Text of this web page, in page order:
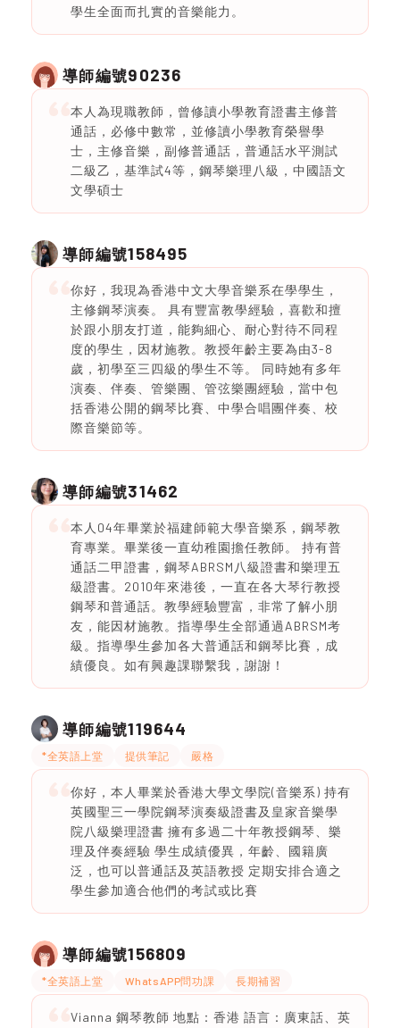
學生全面而扎實的音樂能力。
導師編號90236
本人為現職教師，曾修讀小學教育證書主修普
通話，必修中數常，並修讀小學教育榮譽學
士，主修音樂，副修普通話，普通話水平測試
二級乙，基準試4等，鋼琴樂理八級，中國語文
文學碩士
導師編號158495
你好，我現為香港中文大學音樂系在學學生，
主修鋼琴演奏。 具有豐富教學經驗，喜歡和擅
於跟小朋友打道，能夠細心、耐心對待不同程
度的學生，因材施教。教授年齡主要為由3-8
歲，初學至三四級的學生不等。 同時她有多年
演奏、伴奏、管樂團、管弦樂團經驗，當中包
括香港公開的鋼琴比賽、中學合唱團伴奏、校
際音樂節等。
導師編號31462
本人04年畢業於福建師範大學音樂系，鋼琴教
育專業。畢業後一直幼稚園擔任教師。 持有普
通話二甲證書，鋼琴ABRSM八級證書和樂理五
級證書。2010年來港後，一直在各大琴行教授
鋼琴和普通話。教學經驗豐富，非常了解小朋
友，能因材施教。指導學生全部通過ABRSM考
級。指導學生參加各大普通話和鋼琴比賽，成
績優良。如有興趣課聯繫我，謝謝！
導師編號119644
*全英語上堂 提供筆記 嚴格
你好，本人畢業於香港大學文學院(音樂系) 持有
英國聖三一學院鋼琴演奏級證書及皇家音樂學
院八級樂理證書 擁有多過二十年教授鋼琴、樂
理及伴奏經驗 學生成績優異，年齡、國籍廣
泛，也可以普通話及英語教授 定期安排合適之
學生參加適合他們的考試或比賽
導師編號156809
*全英語上堂 WhatsAPP問功課 長期補習
Vianna 鋼琴教師 地點：香港 語言：廣東話、英